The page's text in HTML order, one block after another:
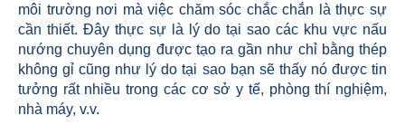
môi trường nơi mà việc chăm sóc chắc chắn là thực sự
cần thiết. Đây thực sự là lý do tại sao các khu vực nấu
nướng chuyên dụng được tạo ra gần như chỉ bằng thép
không gỉ cũng như lý do tại sao bạn sẽ thấy nó được tin
tưởng rất nhiều trong các cơ sở y tế, phòng thí nghiệm,
nhà máy, v.v.